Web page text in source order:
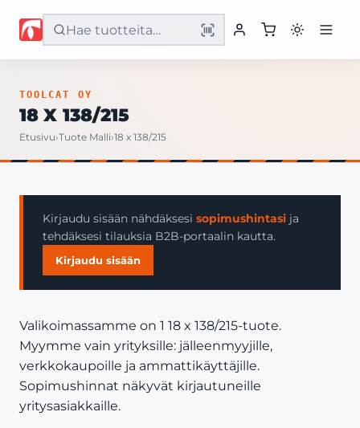
Etusivu
Yritys
Yhteystiedot
TOOLCAT OY
18 X 138/215
Etusivu›Tuote Malli›18 x 138/215
Kirjaudu sisään nähdäksesi sopimushintasi ja
tehdäksesi tilauksia B2B-portaalin kautta.
Kirjaudu sisään
Valikoimassamme on 1 18 x 138/215-tuote.
Myymme vain yrityksille: jälleenmyyjille,
verkkokaupoille ja ammattikäyttäjille.
Sopimushinnat näkyvät kirjautuneille
yritysasiakkaille.